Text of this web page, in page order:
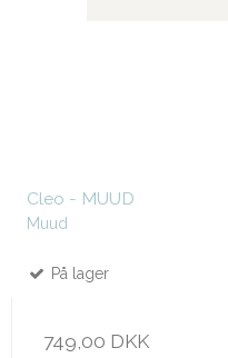
Cleo - MUUD
Muud
På lager
749,00 DKK